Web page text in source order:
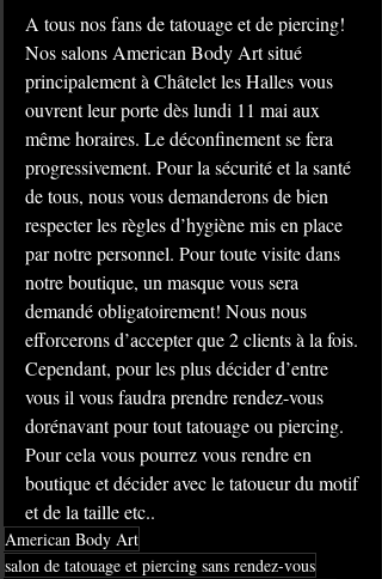
A tous nos fans de tatouage et de piercing!
Nos salons American Body Art situé
principalement à Châtelet les Halles vous
ouvrent leur porte dès lundi 11 mai aux
même horaires. Le déconfinement se fera
progressivement. Pour la sécurité et la santé
de tous, nous vous demanderons de bien
respecter les règles d’hygiène mis en place
par notre personnel. Pour toute visite dans
notre boutique, un masque vous sera
demandé obligatoirement! Nous nous
efforcerons d’accepter que 2 clients à la fois.
Cependant, pour les plus décider d’entre
vous il vous faudra prendre rendez-vous
dorénavant pour tout tatouage ou piercing.
Pour cela vous pourrez vous rendre en
boutique et décider avec le tatoueur du motif
et de la taille etc..
American Body Art
salon de tatouage et piercing sans rendez-vous